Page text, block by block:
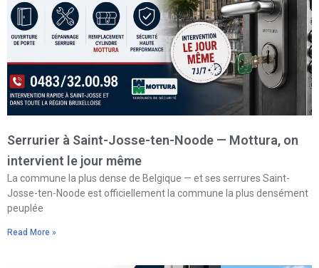
Serrurier à Saint-Josse-ten-Noode — Mottura, on
intervient le jour même
La commune la plus dense de Belgique — et ses serrures Saint-
Josse-ten-Noode est officiellement la commune la plus densément
peuplée
Read More »